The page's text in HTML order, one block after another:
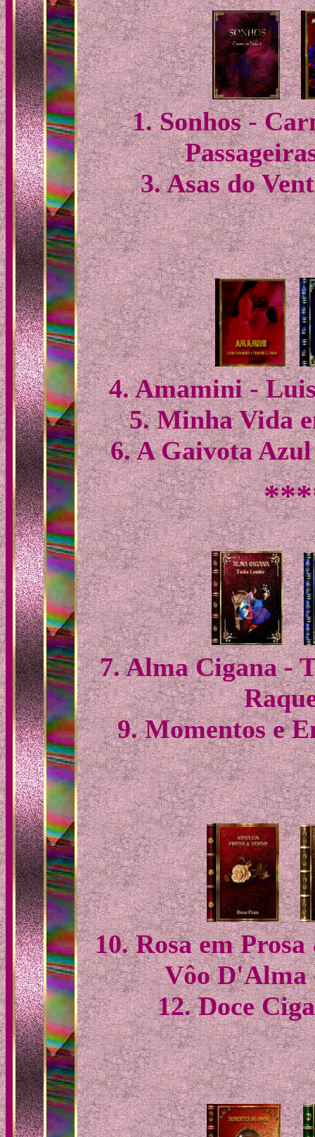
1. Sonhos -
3. Asas do
4. Amamini -
5. Minha Vida
6. A Gaivota
7. Alma Cigana -
9. Momentos e
10. Rosa em
Vôo D'Alma
12. Doce